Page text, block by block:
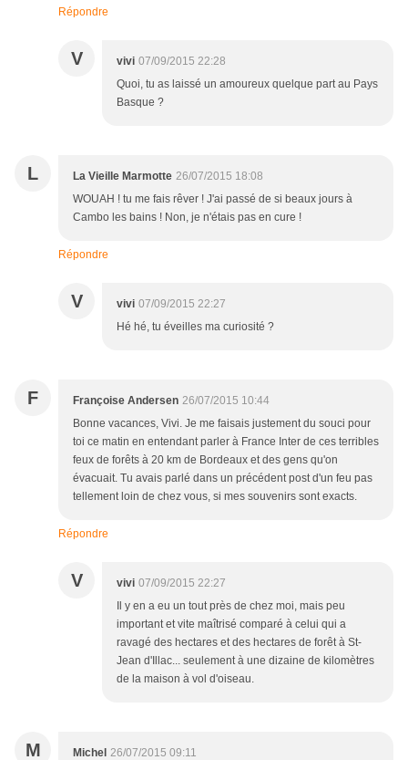
Répondre
V vivi 07/09/2015 22:28
Quoi, tu as laissé un amoureux quelque part au Pays
Basque ?
L La Vieille Marmotte 26/07/2015 18:08
WOUAH ! tu me fais rêver ! J'ai passé de si beaux jours à
Cambo les bains ! Non, je n'étais pas en cure !
Répondre
V vivi 07/09/2015 22:27
Hé hé, tu éveilles ma curiosité ?
F Françoise Andersen 26/07/2015 10:44
Bonne vacances, Vivi. Je me faisais justement du souci pour
toi ce matin en entendant parler à France Inter de ces terribles
feux de forêts à 20 km de Bordeaux et des gens qu'on
évacuait. Tu avais parlé dans un précédent post d'un feu pas
tellement loin de chez vous, si mes souvenirs sont exacts.
Répondre
V vivi 07/09/2015 22:27
Il y en a eu un tout près de chez moi, mais peu
important et vite maîtrisé comparé à celui qui a
ravagé des hectares et des hectares de forêt à St-
Jean d'Illac... seulement à une dizaine de kilomètres
de la maison à vol d'oiseau.
M Michel 26/07/2015 09:11